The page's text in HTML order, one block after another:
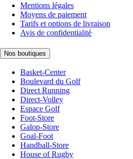
Mentions légales
Moyens de paiement
Tarifs et options de livraison
Avis de confidentialité
Nos boutiques
Basket-Center
Boulevard du Golf
Direct Running
Direct-Volley
Espace Golf
Foot-Store
Galop-Store
Goal-Foot
Handball-Store
House of Rugby